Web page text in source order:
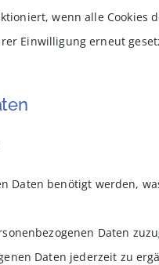
wenn alle Cookies
Einwilligung erneut
Daten benötigt werden,
Daten
Daten jederzeit zu